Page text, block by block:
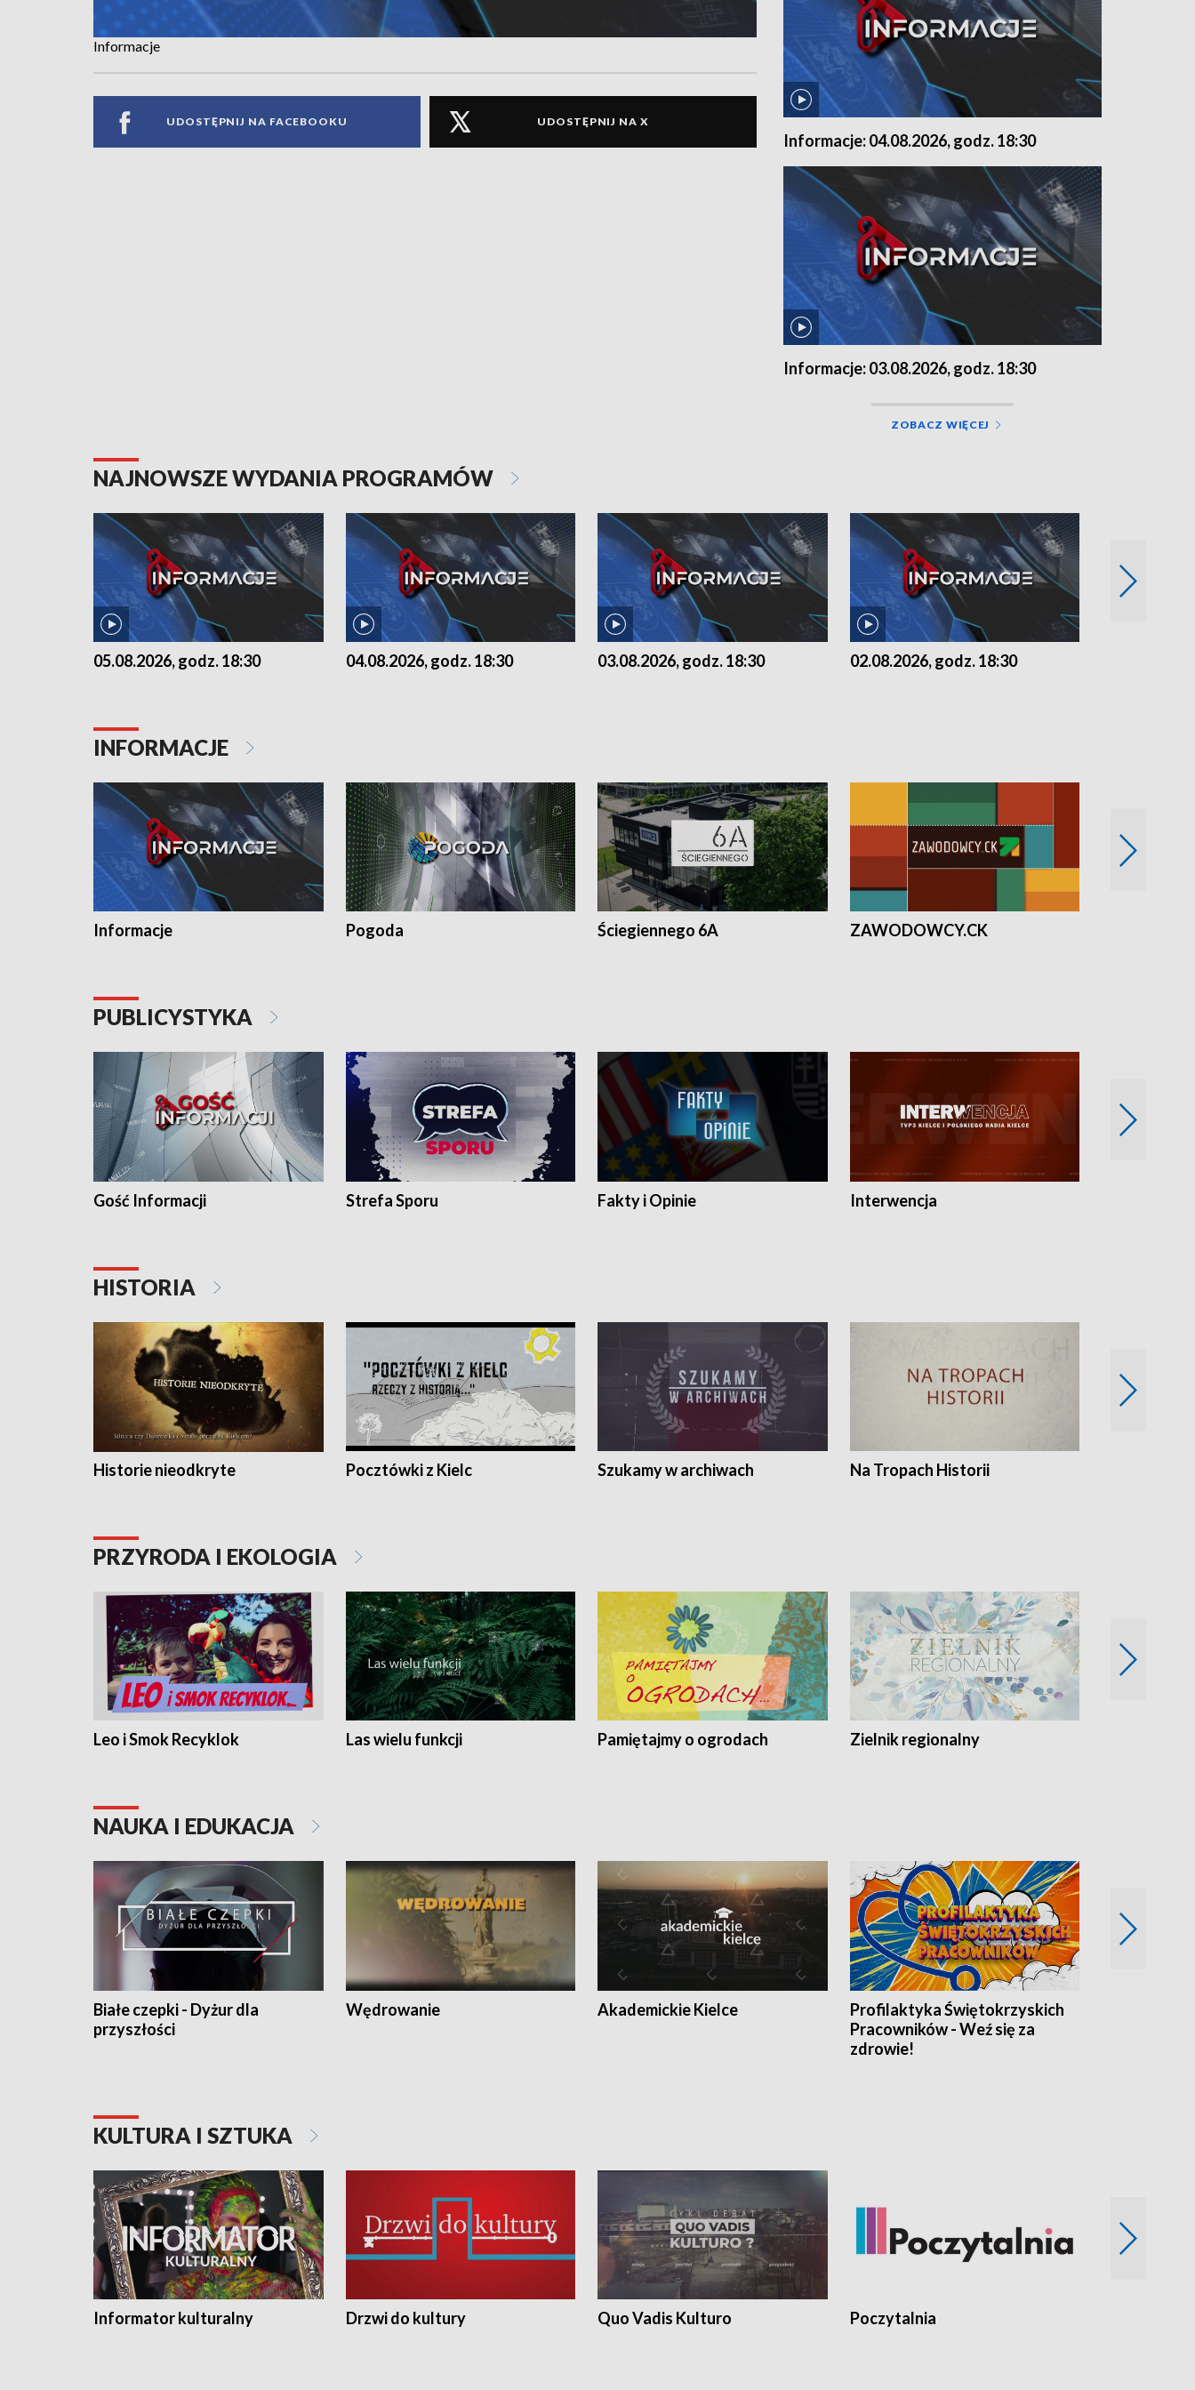
Informacje
UDOSTĘPNIJ NA FACEBOOKU UDOSTĘPNIJ NA X
Informacje: 04.08.2026, godz. 18:30
Informacje: 03.08.2026, godz. 18:30
ZOBACZ WIĘCEJ
NAJNOWSZE WYDANIA PROGRAMÓW
05.08.2026, godz. 18:30 04.08.2026, godz. 18:30 03.08.2026, godz. 18:30 02.08.2026, godz. 18:30
INFORMACJE
Informacje Pogoda Ściegiennego 6A ZAWODOWCY.CK
PUBLICYSTYKA
Gość Informacji Strefa Sporu Fakty i Opinie Interwencja
HISTORIA
Historie nieodkryte Pocztówki z Kielc Szukamy w archiwach Na Tropach Historii
PRZYRODA I EKOLOGIA
Leo i Smok Recyklok Las wielu funkcji Pamiętajmy o ogrodach Zielnik regionalny
NAUKA I EDUKACJA
Białe czepki - Dyżur dla
przyszłości
Wędrowanie Akademickie Kielce
Profilaktyka Świętokrzyskich
Pracowników - Weź się za
zdrowie!
KULTURA I SZTUKA
Informator kulturalny Drzwi do kultury Quo Vadis Kulturo Poczytalnia